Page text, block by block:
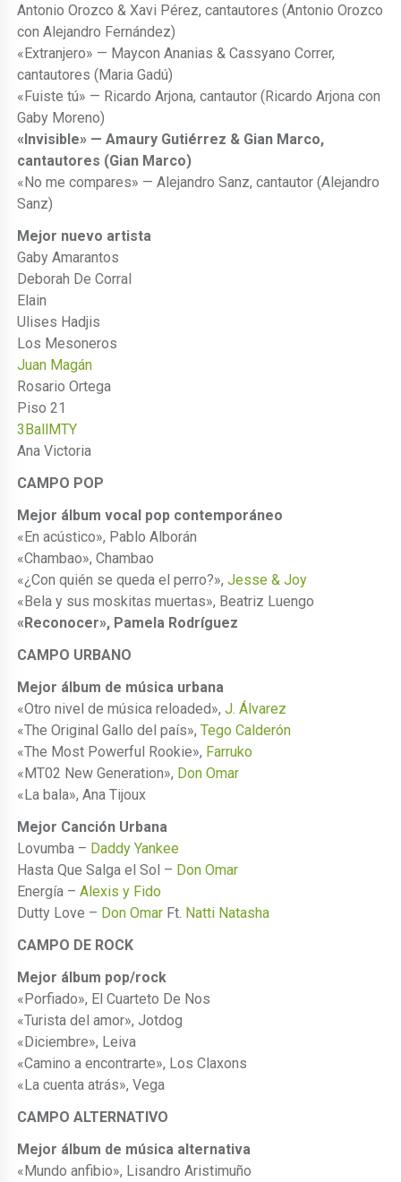
Antonio Orozco & Xavi Pérez, cantautores (Antonio Orozco
con Alejandro Fernández)
«Extranjero» — Maycon Ananias & Cassyano Correr,
cantautores (Maria Gadú)
«Fuiste tú» — Ricardo Arjona, cantautor (Ricardo Arjona con
Gaby Moreno)
«Invisible» — Amaury Gutiérrez & Gian Marco,
cantautores (Gian Marco)
«No me compares» — Alejandro Sanz, cantautor (Alejandro
Sanz)
Mejor nuevo artista
Gaby Amarantos
Deborah De Corral
Elain
Ulises Hadjis
Los Mesoneros
Juan Magán
Rosario Ortega
Piso 21
3BallMTY
Ana Victoria
CAMPO POP
Mejor álbum vocal pop contemporáneo
«En acústico», Pablo Alborán
«Chambao», Chambao
«¿Con quién se queda el perro?»,Jesse & Joy
«Bela y sus moskitas muertas», Beatriz Luengo
«Reconocer», Pamela Rodríguez
CAMPO URBANO
Mejor álbum de música urbana
«Otro nivel de música reloaded»,J. Álvarez
«The Original Gallo del país»,Tego Calderón
«The Most Powerful Rookie», Farruko
«MT02 New Generation», Don Omar
«La bala», Ana Tijoux
Mejor Canción Urbana
Lovumba – Daddy Yankee
Hasta Que Salga el Sol – Don Omar
Energía –Alexis y Fido
Dutty Love – Don Omar Ft. Natti Natasha
CAMPO DE ROCK
Mejor álbum pop/rock
«Porfiado», El Cuarteto De Nos
«Turista del amor», Jotdog
«Diciembre», Leiva
«Camino a encontrarte», Los Claxons
«La cuenta atrás», Vega
CAMPO ALTERNATIVO
Mejor álbum de música alternativa
«Mundo anfibio», Lisandro Aristimuño